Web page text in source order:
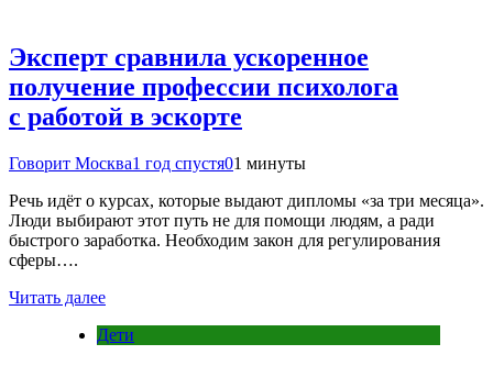
Эксперт сравнила ускоренное
получение профессии психолога
с работой в эскорте
Говорит Москва1 год спустя01 минуты
Речь идёт о курсах, которые выдают дипломы «за три месяца».
Люди выбирают этот путь не для помощи людям, а ради
быстрого заработка. Необходим закон для регулирования
сферы….
Читать далее
Дети